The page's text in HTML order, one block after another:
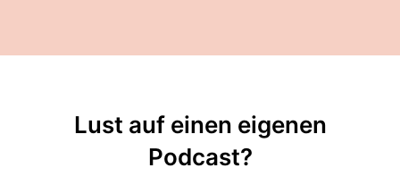
Lust auf einen eigenen
Podcast?